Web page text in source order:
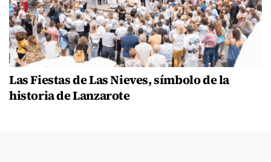
Las Fiestas de Las Nieves, símbolo de la
historia de Lanzarote